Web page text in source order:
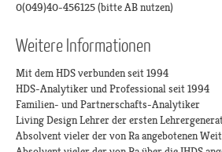
0(049)40-456125 (bitte AB nutzen)
Weitere Informationen
Mit dem HDS verbunden seit 1994
HDS-Analytiker und Professional seit 1994
Familien- und Partnerschafts-Analytiker
Living Design Lehrer der ersten
Absolvent vieler der von Ra angebotenen